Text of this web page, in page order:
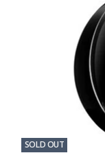
SOLD OUT